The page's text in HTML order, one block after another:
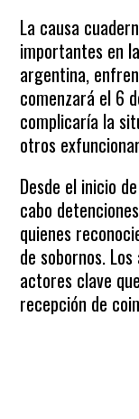
La causa
importantes en
argentina,
comenzará el 6
complicaría la
otros
Desde el inicio
cabo
quienes
de sobornos.
actores clave
recepción de